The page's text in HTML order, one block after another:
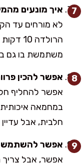
איך מונעים
לא מורחים עד
משתמשת בו גם
אפשר להכין
אפשר להחליף
במחמאה
חלבית, אבל
אפשר להשתמש
אפשר, אבל צריך